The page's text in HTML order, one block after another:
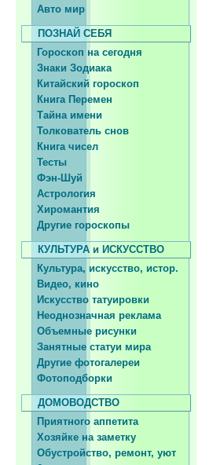
Авто мир
ПОЗНАЙ СЕБЯ
Гороскоп на сегодня
Знаки Зодиака
Китайский гороскоп
Книга Перемен
Тайна имени
Толкователь снов
Книга чисел
Тесты
Фэн-Шуй
Астрология
Хиромантия
Другие гороскопы
КУЛЬТУРА и ИСКУССТВО
Культура, искусство, истор.
Видео, кино
Искусство татуировки
Неоднозначная реклама
Объемные рисунки
Занятные статуи мира
Другие фотогалереи
Фотоподборки
ДОМОВОДСТВО
Приятного аппетита
Хозяйке на заметку
Обустройство, ремонт, уют